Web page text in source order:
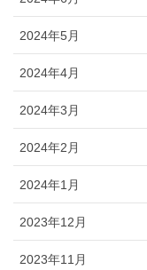
2024年5月
2024年4月
2024年3月
2024年2月
2024年1月
2023年12月
2023年11月